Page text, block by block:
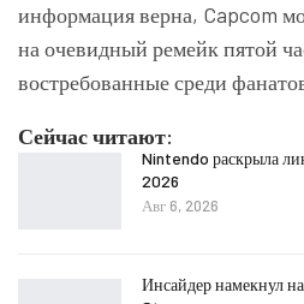
информация верна, Capcom
на очевидный ремейк пятой
востребованные среди
Сейчас читают:
Nintendo раскрыла
2026
Авг 6, 2026
Инсайдер намекнул